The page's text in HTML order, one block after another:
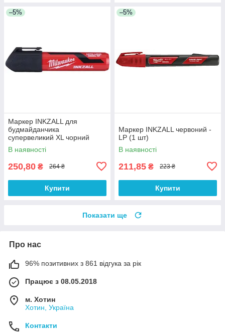
–5%
Маркер INKZALL для
будмайданчика
супервеликий XL чорний
MILWAUKEE
В наявності
250,80 ₴ 264 ₴
Купити
–5%
Маркер INKZALL червоний -
LP (1 шт)
В наявності
211,85 ₴ 223 ₴
Купити
Показати ще
Про нас
96% позитивних з 861 відгука за рік
Працює з 08.05.2018
м. Хотин
Хотин, Україна
Контакти